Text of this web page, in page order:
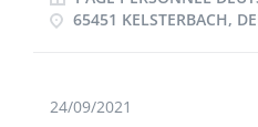
Export, ggf. DGR,
Einhaltung der
65451 KELSTERBACH,
24/09/2021